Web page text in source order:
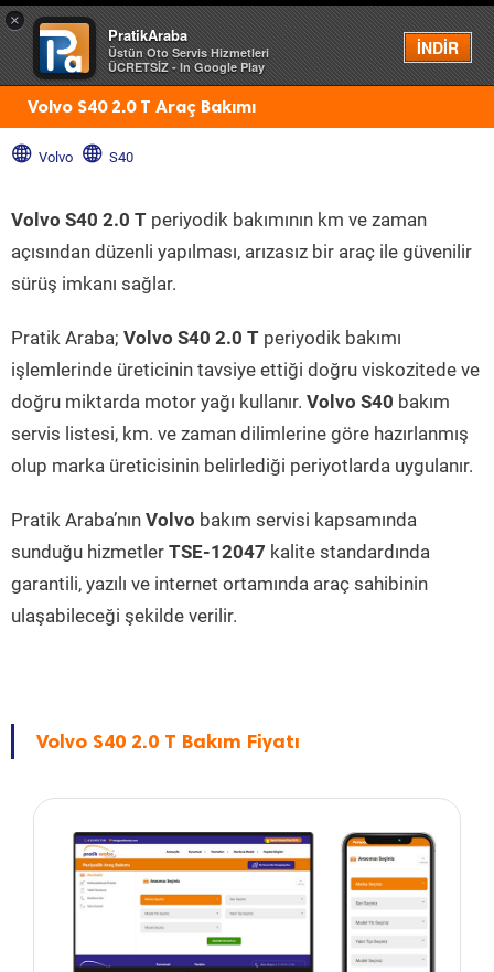
×
PratikAraba
Üstün Oto Servis Hizmetleri
ÜCRETSİZ - In Google Play
İNDİR
Menü
Volvo S40 2.0 T Araç Bakımı
Volvo S40
Volvo S40 2.0 T periyodik bakımının km ve zaman
açısından düzenli yapılması, arızasız bir araç ile güvenilir
sürüş imkanı sağlar.
Pratik Araba; Volvo S40 2.0 T periyodik bakımı
işlemlerinde üreticinin tavsiye ettiği doğru viskozitede ve
doğru miktarda motor yağı kullanır. Volvo S40 bakım
servis listesi, km. ve zaman dilimlerine göre hazırlanmış
olup marka üreticisinin belirlediği periyotlarda uygulanır.
Pratik Araba’nın Volvo bakım servisi kapsamında
sunduğu hizmetler TSE-12047 kalite standardında
garantili, yazılı ve internet ortamında araç sahibinin
ulaşabileceği şekilde verilir.
Volvo S40 2.0 T Bakım Fiyatı